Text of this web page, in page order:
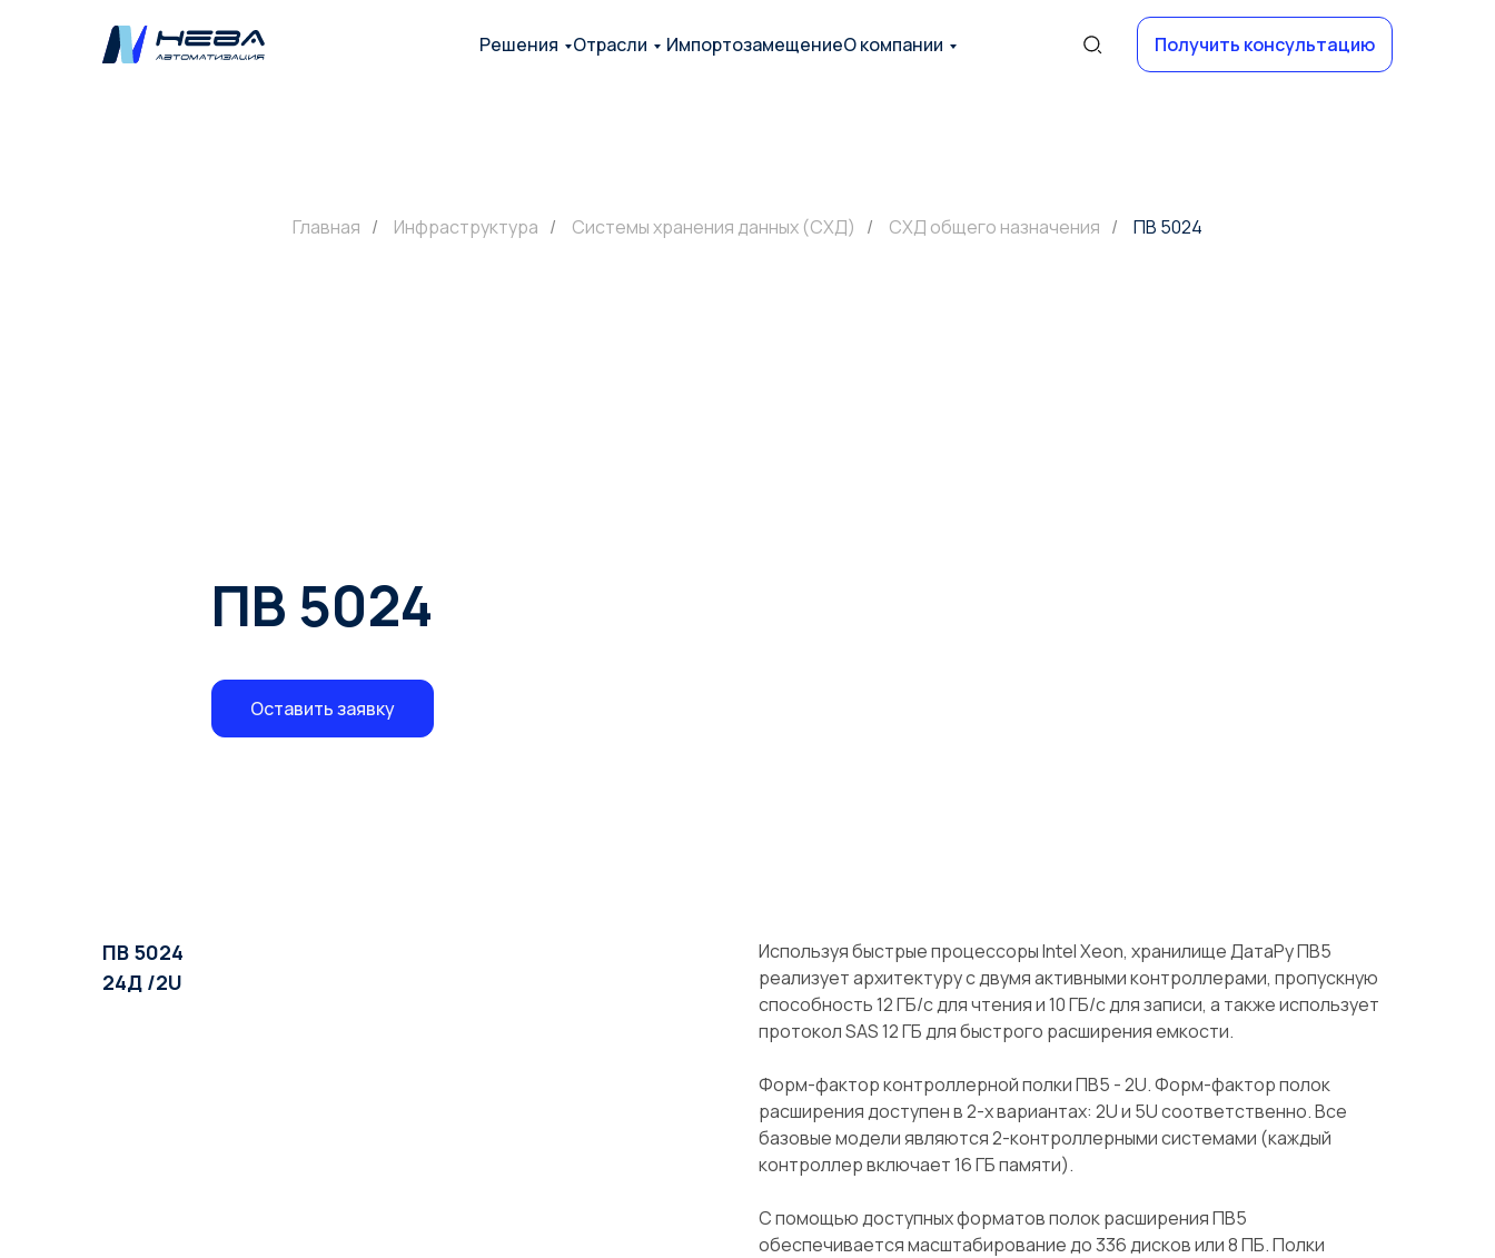
Решения Отрасли ИмпортозамещениеО компании Получить консультацию
Главная / Инфраструктура / Системы хранения данных (СХД) / СХД общего назначения / ПВ 5024
Оставить заявку
ПВ 5024
Используя быстрые процессоры Intel Xeon, хранилище ДатаРу ПВ5
реализует архитектуру с двумя активными контроллерами, пропускную
способность 12 ГБ/с для чтения и 10 ГБ/с для записи, а также использует
протокол SAS 12 ГБ для быстрого расширения емкости.
Форм-фактор контроллерной полки ПВ5 - 2U. Форм-фактор полок
расширения доступен в 2-х вариантах: 2U и 5U соответственно. Все
базовые модели являются 2-контроллерными системами (каждый
контроллер включает 16 ГБ памяти).
С помощью доступных форматов полок расширения ПВ5
обеспечивается масштабирование до 336 дисков или 8 ПБ. Полки
ПВ 5024
24Д /2U